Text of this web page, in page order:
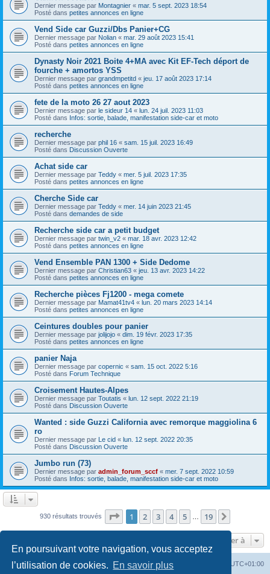
En poursuivant votre navigation, vous acceptez
l’utilisation de cookies. En savoir plus
Dernier message par Montagnier « mar. 5 sept. 2023 18:54
Posté dans petites annonces en ligne
Vend Side car Guzzi/Dbs Panier+CG
Dernier message par Nolian « mar. 29 août 2023 15:41
Posté dans petites annonces en ligne
Dynasty Noir 2021 Boite 4+MA avec Kit EF-Tech déport de
fourche + amortos YSS
Dernier message par grandmpetitd « jeu. 17 août 2023 17:14
Posté dans petites annonces en ligne
fete de la moto 26 27 aout 2023
Dernier message par le sideur 14 « lun. 24 juil. 2023 11:03
Posté dans Infos: sortie, balade, manifestation side-car et moto
recherche
Dernier message par phil 16 « sam. 15 juil. 2023 16:49
Posté dans Discussion Ouverte
Achat side car
Dernier message par Teddy « mer. 5 juil. 2023 17:35
Posté dans petites annonces en ligne
Cherche Side car
Dernier message par Teddy « mer. 14 juin 2023 21:45
Posté dans demandes de side
Recherche side car a petit budget
Dernier message par twin_v2 « mar. 18 avr. 2023 12:42
Posté dans petites annonces en ligne
Vend Ensemble PAN 1300 + Side Dedome
Dernier message par Christian63 « jeu. 13 avr. 2023 14:22
Posté dans petites annonces en ligne
Recherche pièces Fj1200 - mega comete
Dernier message par Mamat41tv4 « lun. 20 mars 2023 14:14
Posté dans petites annonces en ligne
Ceintures doubles pour panier
Dernier message par jolijojo « dim. 19 févr. 2023 17:35
Posté dans petites annonces en ligne
panier Naja
Dernier message par copernic « sam. 15 oct. 2022 5:16
Posté dans Forum Technique
Croisement Hautes-Alpes
Dernier message par Toutatis « lun. 12 sept. 2022 21:19
Posté dans Discussion Ouverte
Wanted : side Guzzi California avec remorque maggiolina 6
ro
Dernier message par Le cid « lun. 12 sept. 2022 20:35
Posté dans Discussion Ouverte
Jumbo run (73)
Dernier message par admin_forum_sccf « mer. 7 sept. 2022 10:59
Posté dans Infos: sortie, balade, manifestation side-car et moto
930 résultats trouvés Page 1sur19
1 2 3 4 5 19
Aller à
Index du forum UTC+01:00